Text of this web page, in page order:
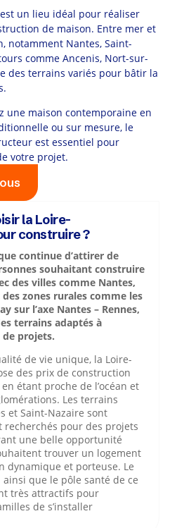
un lieu idéal pour réaliser
de maison. Entre mer et
notamment Nantes, Saint-
comme Ancenis, Nort-sur-
des terrains variés pour bâtir la
une maison contemporaine en
ou sur mesure, le
est essentiel pour
votre projet.
la Loire-
construire ?
continue d’attirer de
souhaitant construire
des villes comme Nantes,
zones rurales comme les
sur l’axe Nantes – Rennes,
terrains adaptés à
projets.
de vie unique, la Loire-
des prix de construction
étant proche de l’océan et
Les terrains
et Saint-Nazaire sont
pour des projets
une belle opportunité
trouver un logement
dynamique et porteuse. Le
que le pôle santé de ce
très attractifs pour
de s’installer